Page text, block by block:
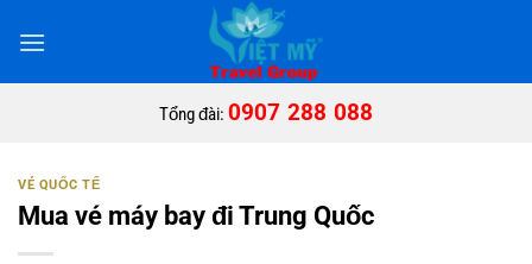
qua
Tổng đài: 0907 288 088
VÉ QUỐC TẾ
Mua vé máy bay đi Trung Quốc